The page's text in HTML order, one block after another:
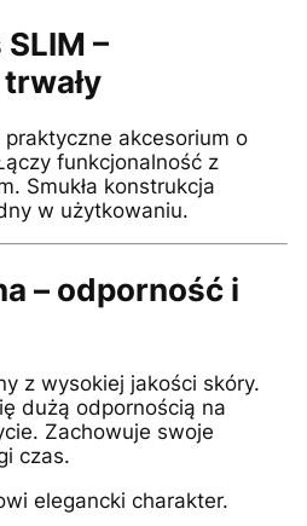
–
akcesorium o
funkcjonalność z
Smukła konstrukcja
w użytkowaniu.
– odporność i
z wysokiej jakości skóry.
dużą odpornością na
Zachowuje swoje
czas.
elegancki charakter.